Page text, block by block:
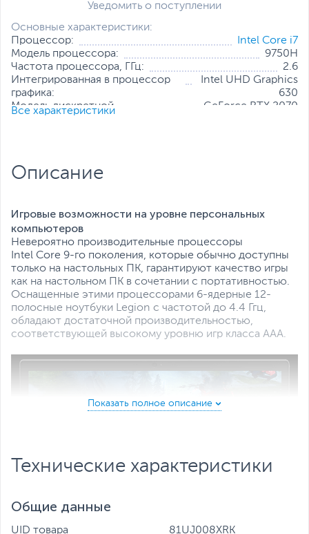
Основные характеристики:
Процессор:
Intel Core i7
Модель процессора:
9750H
Частота процессора, ГГц:
2.6
Интегрированная в процессор
графика:
Intel UHD Graphics
630
Модель дискретной
GeForce RTX 2070
памяти:
Разрешение экрана:
1920 x 1080
Все характеристики
Все характеристики
Уведомить о поступлении
Описание
Игровые возможности на уровне персональных
компьютеров
Невероятно производительные процессоры
Intel Core 9-го поколения, которые обычно доступны
только на настольных ПК, гарантируют качество игры
как на настольном ПК в сочетании с портативностью.
Оснащенные этими процессорами 6-ядерные 12-
полосные ноутбуки Legion с частотой до 4.4 Ггц,
обладают достаточной производительностью,
соответствующей высокому уровню игр класса ААА.
Технические характеристики
Общие данные
UID товара 81UJ008XRK